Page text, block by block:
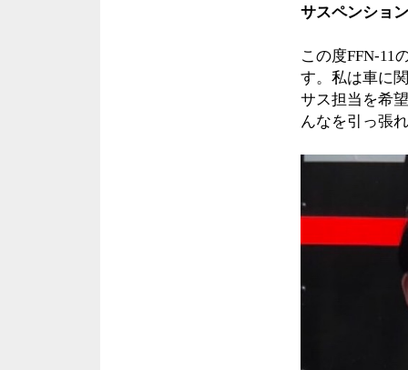
サスペンシ
この度FFN-11
す。私は車に
サス担当を希
んなを引っ張